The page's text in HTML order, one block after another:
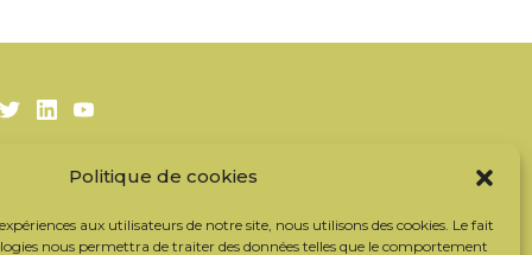
Politique de cookies
aux utilisateurs de notre site, nous utilisons des cookies. Le fait
nous permettra de traiter des données telles que le comportement
TwitterLinkedIn
Youtube
S’inscrire à la newsletter
Contacter l’équipe